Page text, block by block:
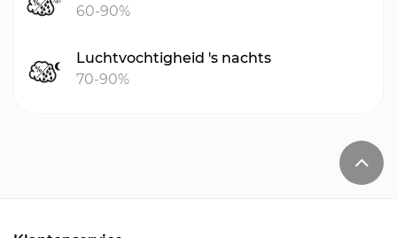
60-90%
Luchtvochtigheid 's nachts
70-90%